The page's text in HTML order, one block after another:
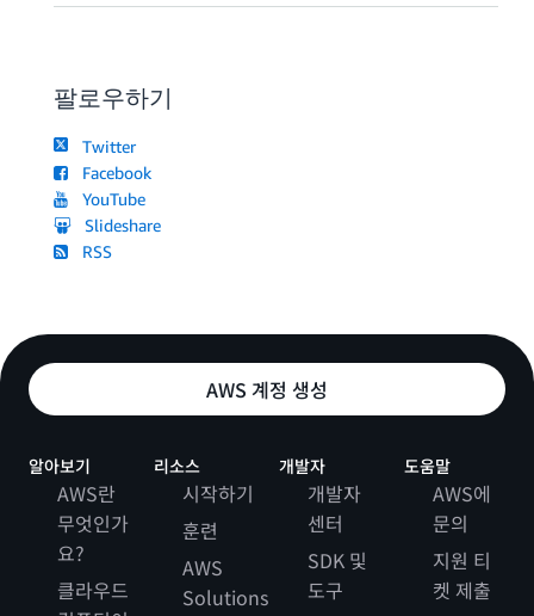
PAYLOAD_HASH="UNSIGNED-PAYLOAD"
CREDENTIAL_SCOPE
CANONICAL_QUERYSTRING
CANONICAL_QUERYSTRING
CANONICAL_QUERYSTRING
CANONICAL_QUERYSTRING
CANONICAL_REQUEST
STRING_TO_SIGN="${ALGORITHM}\n${AMZ_DATE}\n
# step 3. Signature
SIGNATURE="$(getSignatureKey $SK $DATESTAMP $REGION
# step 4.  Create a request URL
CANONICAL_QUERYSTRING="
${CANONICAL_QUERYSTRING}&
echo " request_url = ${ENDPOINT} /
팔로우하기
Twitter
Facebook
YouTube
Slideshare
RSS
AWS 계정 생성
알아보기
AWS란
무엇인가
요?
클라우드
리소스
시작하기
훈련
AWS
Solutions
개발자
개발자
센터
SDK 및
도구
도움말
AWS에
문의
지원 티
켓 제출